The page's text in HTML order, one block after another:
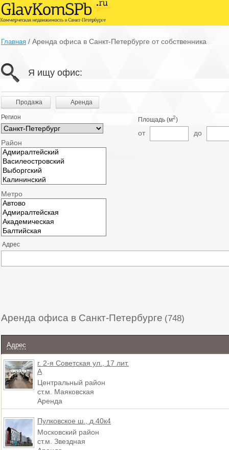
Главная / Аренда офиса в Санкт-Петербурге от собственника
Я ищу офис:
Продажа Аренда
Регион
Район
Метро
Площадь (м2)
от до
Адрес
Аренда офиса в Санкт-Петербурге (748)
Адрес
г. 2-я Советская ул., 17 лит.
А
Центральный район
ст.м. Маяковская
Аренда
Пулковское ш., д.40к4
Московский район
ст.м. Звездная